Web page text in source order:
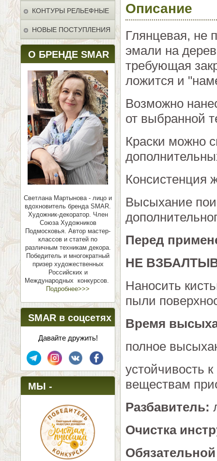
КОНТУРЫ РЕЛЬЕФНЫЕ
НОВЫЕ ПОСТУПЛЕНИЯ
О БРЕНДЕ SMAR
Светлана Мартынова - лицо и
вдохновитель бренда SMAR.
Художник-декоратор. Член
Союза Художников
Подмосковья. Автор мастер-
классов и статей по
различным техникам декора.
Победитель и многократный
призер художественных
Российских и
Международных конкурсов.
Подробнее>>>
SMAR в соцсетях
Давайте дружить!
МЫ -
ПОБЕДИТЕЛИ!
Описание
Глянцевая, не
эмали на
требующая
ложится и
Возможно
от выбранной
Краски можно
Консистенция
Высыхание
Перед
НЕ
Наносить
пыли
Время
полное
устойчивость
веществам
Разбавитель:
Очистка